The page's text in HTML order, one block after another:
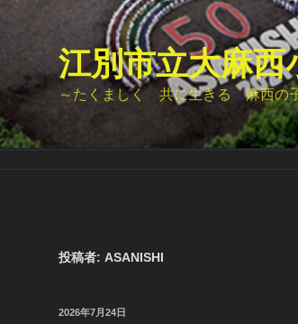
江別市立大麻
～たくましく 共に生きる 麻西の
投稿者: ASANISHI
投
2026年7月24日